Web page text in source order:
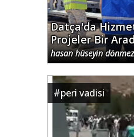
Datça'da
Projeler Bir
hasan hüseyin dönmez
#peri vadisi